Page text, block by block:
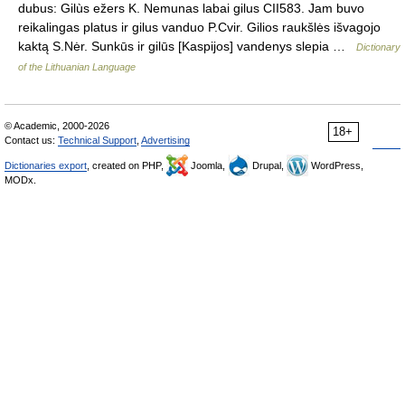
dubus: Gilùs ežers K. Nemunas labai gilus CII583. Jam buvo
reikalingas platus ir gilus vanduo P.Cvir. Gilios raukšlės išvagojo
kaktą S.Nėr. Sunkūs ir gilūs [Kaspijos] vandenys slepia …
Dictionary
of the Lithuanian Language
18+
© Academic, 2000-2026
Contact us: Technical Support Advertising
Dictionaries export , created on PHP, Joomla, Drupal,
WordPress,
MODx.